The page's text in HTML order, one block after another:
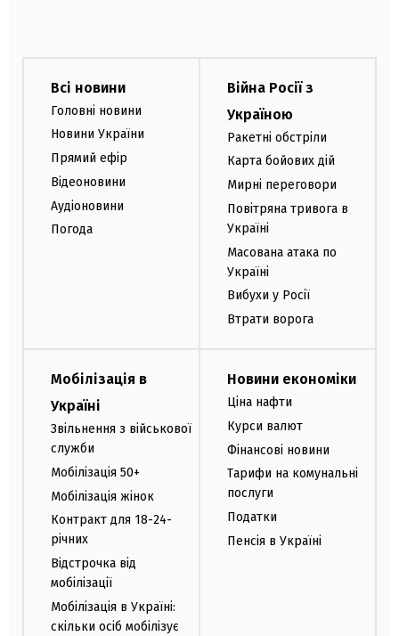
Всі новини
Головні новини
Новини України
Прямий ефір
Відеоновини
Аудіоновини
Погода
Війна Росії з
Україною
Ракетні обстріли
Карта бойових дій
Мирні переговори
Повітряна тривога в
Україні
Масована атака по
Україні
Вибухи у Росії
Втрати ворога
Мобілізація в
Україні
Звільнення з військової
служби
Мобілізація 50+
Мобілізація жінок
Контракт для 18-24-
річних
Відстрочка від
мобілізації
Мобілізація в Україні:
скільки осіб мобілізує
Новини економіки
Ціна нафти
Курси валют
Фінансові новини
Тарифи на комунальні
послуги
Податки
Пенсія в Україні